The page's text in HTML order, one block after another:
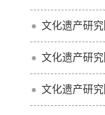
文化遗产研
文化遗产研
文化遗产研